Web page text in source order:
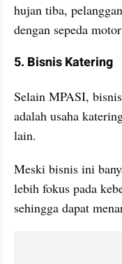
hujan tiba,
dengan sepeda
5. Bisnis Katering
Selain MPASI,
adalah usaha
lain.
Meski bisnis ini
lebih fokus pada
sehingga dapat